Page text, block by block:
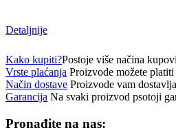
Detaljnije
Kako kupiti?Postoje više načina
Vrste plaćanja Proizvode možete platiti
Način dostave Proizvode vam
Garancija Na svaki proizvod psotoji
Pronađite na nas: